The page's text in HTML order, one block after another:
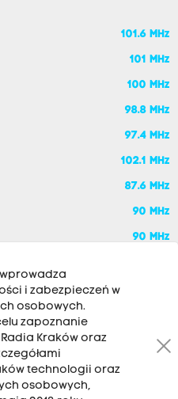
101.6 MHz
101 MHz
100 MHz
98.8 MHz
97.4 MHz
102.1 MHz
87.6 MHz
90 MHz
90 MHz
Słowackiego 22, 30-007
i zabezpieczeń w
osobowych.
zapoznanie
Kraków oraz
technologii oraz
osobowych,